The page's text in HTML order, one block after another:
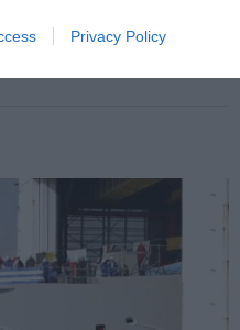
Privacy Policy
Η εκλογή προεδρείου